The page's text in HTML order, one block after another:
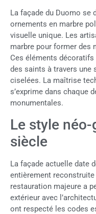
La façade du Duomo se
ornements en marbre
visuelle unique. Les
marbre pour former
Ces éléments
des saints à travers une
ciselées. La maîtrise
s’exprime dans chaque
monumentales.
Le style
siècle
La façade actuelle date
entièrement
restauration majeure a
extérieur avec
ont respecté les codes